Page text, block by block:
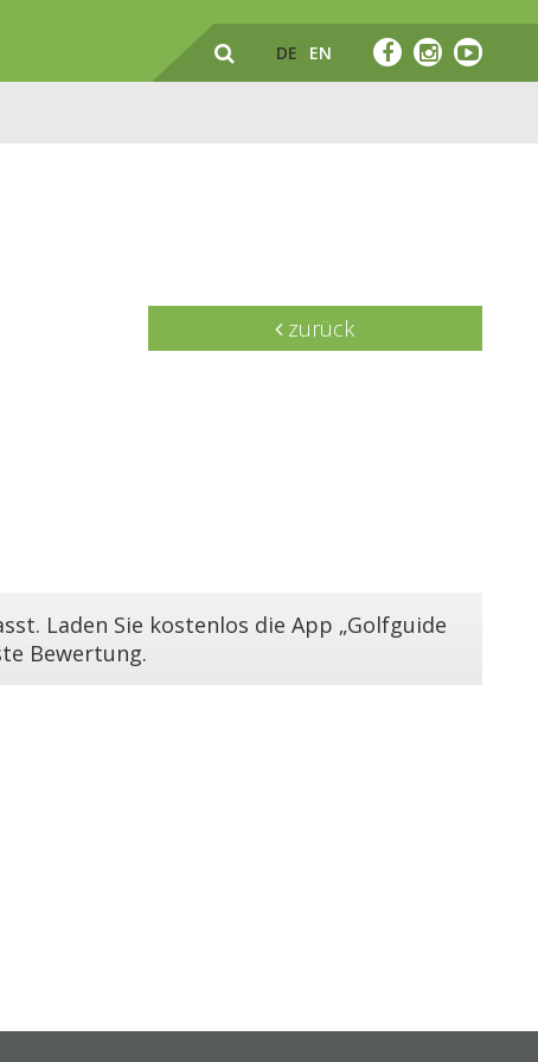
DE EN
zurück
Laden Sie kostenlos die App „Golfguide
Bewertung.